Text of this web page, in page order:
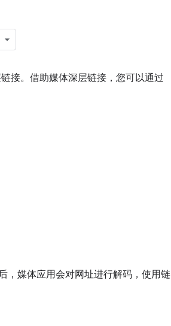
接。借助媒体深层链接，您可以通过
，媒体应用会对网址进行解码，使用链